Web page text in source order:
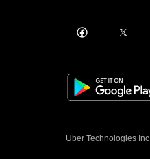
Uber Technologies Inc.